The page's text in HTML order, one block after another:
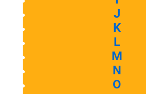
J
K
L
M
N
O